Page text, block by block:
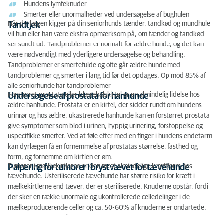
Hundens lymfeknuder
Smerter eller unormalheder ved undersøgelse af bughulen
Tandtjek
Når dyrlægen kigger på din seniorhunds tænder, tandkød og mundhule
vil hun eller han være ekstra opmærksom på, om tænder og tandkød
ser sundt ud. Tandproblemer er normalt for ældre hunde, og det kan
være nødvendigt med yderligere undersøgelse og behandling.
Tandproblemer er smertefulde og ofte går ældre hunde med
tandproblemer og smerter i lang tid før det opdages. Op mod 85% af
alle seniorhunde har tandproblemer.
Undersøgelse af prostata for hanhunde
Forstørret prostata eller blærehalskirtel er en almindelig lidelse hos
ældre hanhunde. Prostata er en kirtel, der sidder rundt om hundens
urinrør og hos ældre, ukastrerede hanhunde kan en forstørret prostata
give symptomer som blod i urinen, hyppig urinering, forstoppelse og
uspecifikke smerter. Ved at føle efter med en finger i hundens endetarm
kan dyrlægen få en fornemmelse af prostatas størrelse, fasthed og
form, og fornemme om kirtlen er øm.
Palpering for tumorer i brystvævet for tævehunde
Tumorer i mælkekirtlerne er den mest almindelige kræftform hos
tævehunde. Usteriliserede tævehunde har større risiko for kræft i
mælkekirtlerne end tæver, der er steriliserede. Knuderne opstår, fordi
der sker en række unormale og ukontrollerede celledelinger i de
mælkeproducerende celler og ca. 50-60% af knuderne er ondartede.